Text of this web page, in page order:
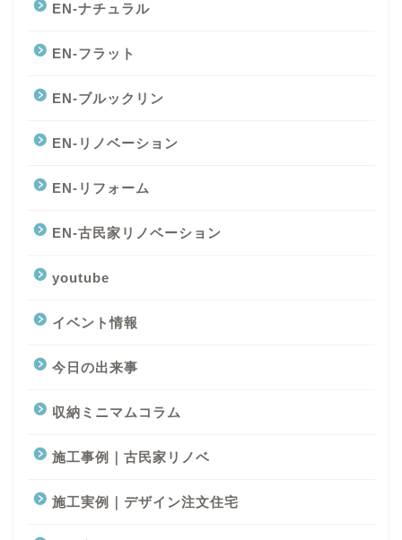
EN-ナチュラル
EN-フラット
EN-ブルックリン
EN-リノベーション
EN-リフォーム
EN-古民家リノベーション
youtube
イベント情報
今日の出来事
収納ミニマムコラム
施工事例｜古民家リノベ
施工実例｜デザイン注文住宅